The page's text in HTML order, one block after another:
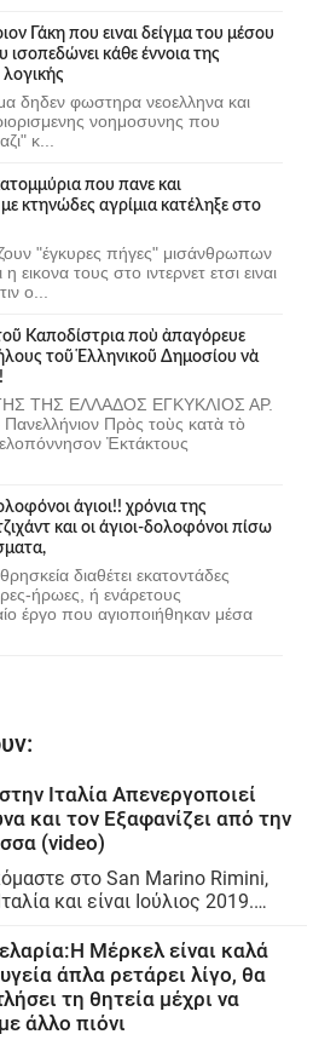
Γάκη που ειναι δείγμα του μέσου
ισοπεδώνει κάθε έννοια της
δηδεν φωστηρα νεοελληνα και
νοημοσυνης που
κ...
που πανε και
κτηνώδες αγρίμια κατέληξε στο
"έγκυρες πήγες" μισάνθρωπων
εικονα τους στο ιντερνετ ετσι ειναι
ο...
Καποδίστρια ποὺ ἀπαγόρευε
τοῦ Ἑλληνικοῦ Δημοσίου νὰ
ΤΗΣ ΕΛΛΑΔΟΣ ΕΓΚΥΚΛΙΟΣ ΑΡ.
Πρὸς τοὺς κατὰ τὸ
Ἐκτάκτους
άγιοι!! χρόνια της
και οι άγιοι-δολοφόνοι πίσω
διαθέτει εκατοντάδες
ήρωες, ή ενάρετους
έργο που αγιοποιήθηκαν μέσα